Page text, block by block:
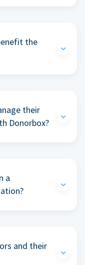
the
their
Donorbox?
a
and their